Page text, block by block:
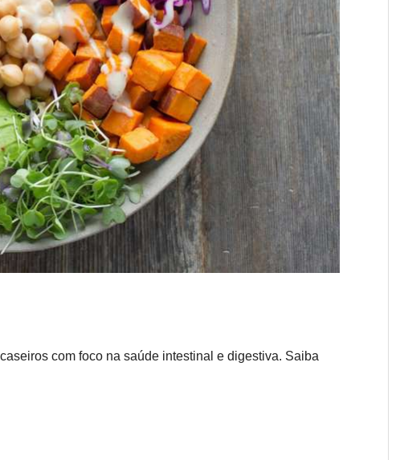
com foco na saúde intestinal e digestiva. Saiba